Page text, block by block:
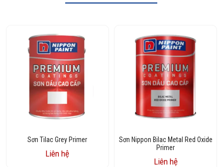
Sơn Tilac Grey Primer
Liên hệ
Sơn Nippon Bilac Metal Red Oxide
Primer
Liên hệ